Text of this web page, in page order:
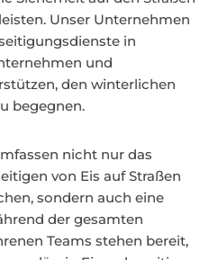
Unser Unternehmen
in
und
den winterlichen
begegnen.
nicht nur das
von Eis auf Straßen
sondern auch eine
der gesamten
Teams stehen bereit,